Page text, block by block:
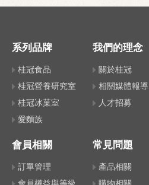
系列品牌
桂冠食品
桂冠營養研究室
桂冠冰菓室
愛麵族
我們的理念
關於桂冠
相關媒體報導
人才招募
會員相關
訂單管理
會員權益與等級
常見問題
產品相關
購物相關